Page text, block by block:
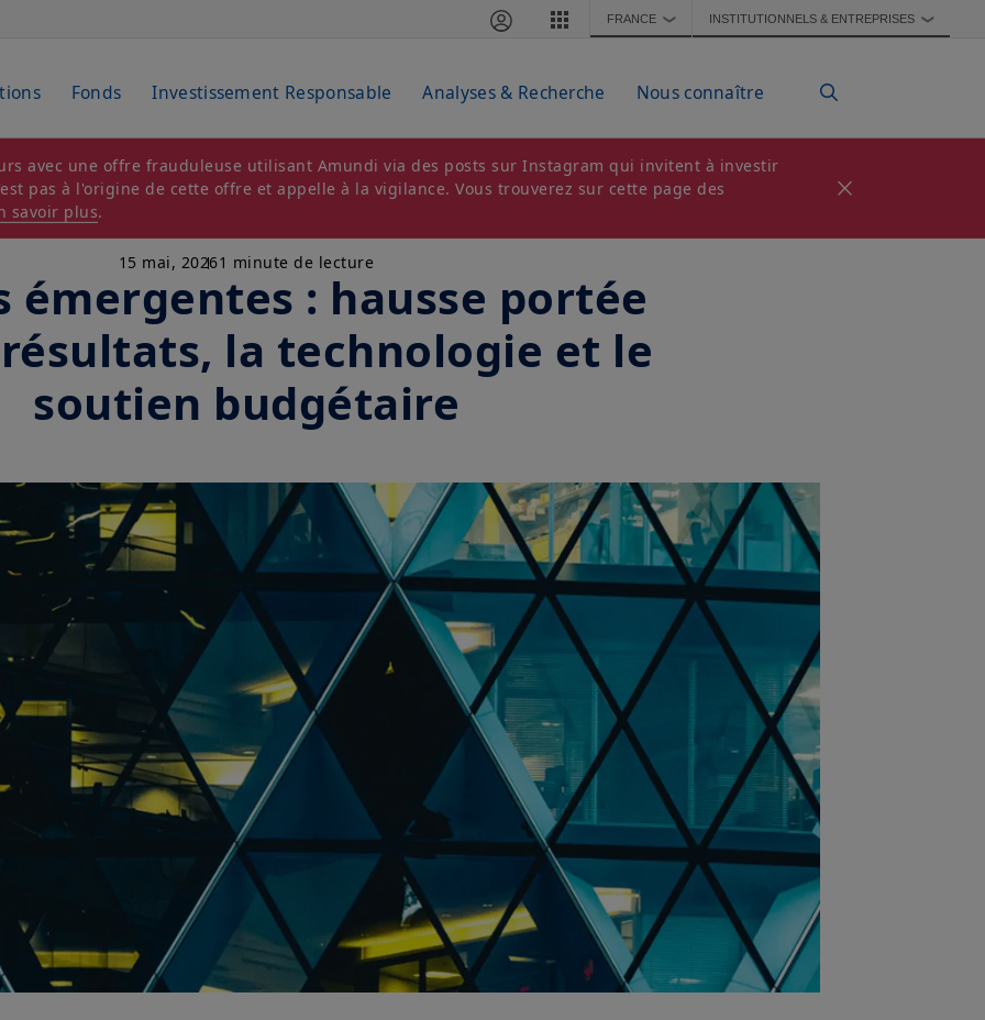
FRANCE ❯ INSTITUTIONNELS & ENTREPRISES ❯
Fonds Investissement Responsable Analyses & Recherche Nous connaître
avec une offre frauduleuse utilisant Amundi via des posts sur Instagram qui invitent à investir
pas à l'origine de cette offre et appelle à la vigilance. Vous trouverez sur cette page des
savoir plus.
15 mai, 20261 minute de lecture
émergentes : hausse portée
la technologie et le
soutien budgétaire